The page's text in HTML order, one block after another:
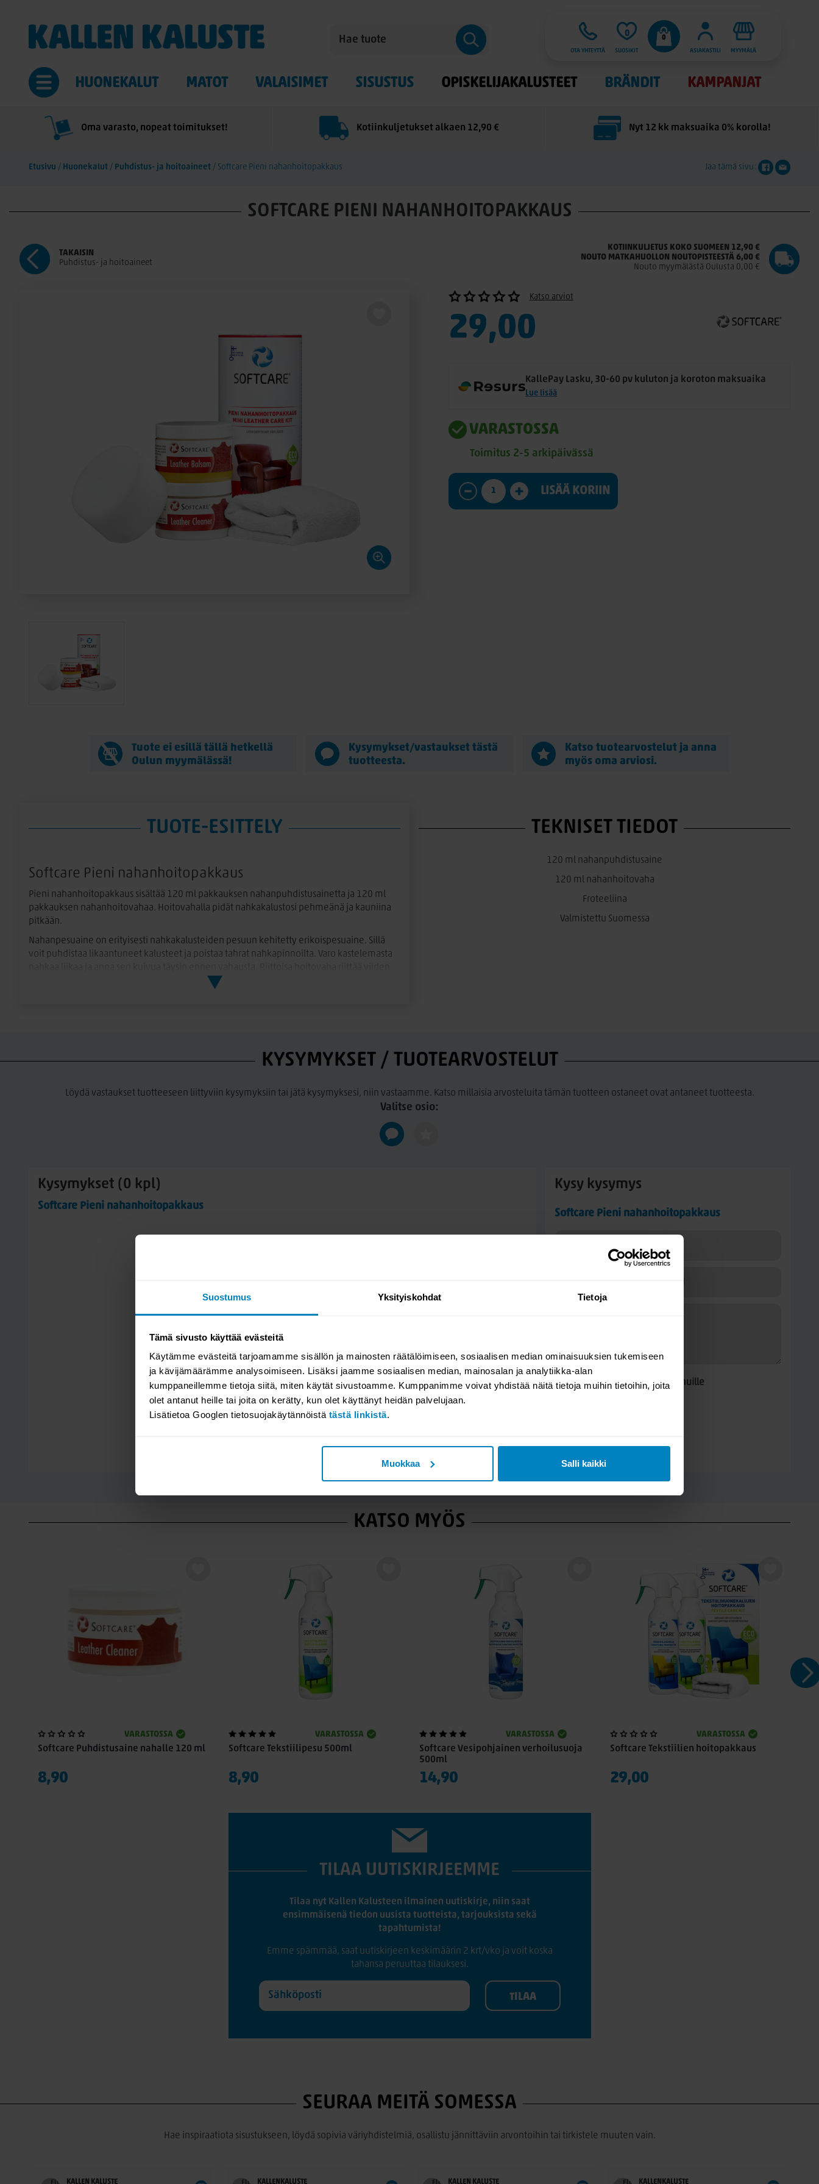
Suostumus Yksityiskohdat Tietoja
Tämä sivusto käyttää evästeitä
Käytämme evästeitä tarjoamamme sisällön ja mainosten räätälöimiseen, sosiaalisen median ominaisuuksien tukemiseen
ja kävijämäärämme analysoimiseen. Lisäksi jaamme sosiaalisen median, mainosalan ja analytiikka-alan
kumppaneillemme tietoja siitä, miten käytät sivustoamme. Kumppanimme voivat yhdistää näitä tietoja muihin tietoihin, joita
olet antanut heille tai joita on kerätty, kun olet käyttänyt heidän palvelujaan.
Lisätietoa Googlen tietosuojakäytännöistä tästä linkistä.
Muokkaa Salli kaikki
OTA YHTEYTTÄ
0
SUOSIKIT
0
ASIAKASTILI
MYYMÄLÄ
HUONEKALUT MATOT VALAISIMET SISUSTUS OPISKELIJAKALUSTEET BRÄNDIT KAMPANJAT
Oma varasto, nopeat toimitukset! Kotiinkuljetukset alkaen 12,90 € Nyt 12 kk maksuaika 0% korolla!
Etusivu / Huonekalut / Puhdistus- ja hoitoaineet / Softcare Pieni nahanhoitopakkaus Jaa tämä sivu:
SOFTCARE PIENI NAHANHOITOPAKKAUS
TAKAISIN
Puhdistus- ja hoitoaineet
KOTIINKULJETUS KOKO SUOMEEN 12,90 €
NOUTO MATKAHUOLLON NOUTOPISTEESTÄ 6,00 €
Nouto myymälästä Oulusta 0,00 €
Katso arviot
29,00
KallePay Lasku, 30-60 pv kuluton ja koroton maksuaika
Lue lisää
VARASTOSSA
Toimitus 2-5 arkipäivässä
LISÄÄ KORIIN
Tuote ei esillä tällä hetkellä
Oulun myymälässä!
Kysymykset/vastaukset tästä
tuotteesta.
Katso tuotearvostelut ja anna
myös oma arviosi.
TUOTE-ESITTELY
Softcare Pieni nahanhoitopakkaus
Pieni nahanhoitopakkaus sisältää 120 ml pakkauksen nahanpuhdistusainetta ja 120 ml
pakkauksen nahanhoitovahaa. Hoitovahalla pidät nahkakalustosi pehmeänä ja kauniina
pitkään.
Nahanpesuaine on erityisesti nahkakalusteiden pesuun kehitetty erikoispesuaine. Sillä
voit puhdistaa likaantuneet kalusteet ja poistaa tahrat nahkapinnoilta. Varo kastelemasta
hengen kaluston käsittelyyn jopa 25 kertaa. Hoitovahaus on syytä tehdä 2-3 kertaa
TEKNISET TIEDOT
120 ml nahanpuhdistusaine
120 ml nahanhoitovaha
Froteeliina
Valmistettu Suomessa
KYSYMYKSET / TUOTEARVOSTELUT
Löydä vastaukset tuotteeseen liittyviin kysymyksiin tai jätä kysymyksesi, niin vastaamme. Katso millaisia arvosteluita tämän tuotteen ostaneet ovat antaneet tuotteesta.
Valitse osio:
Kysymykset (0 kpl)
Softcare Pieni nahanhoitopakkaus
Kysy kysymys
Softcare Pieni nahanhoitopakkaus
Kysymys/vastaus saa näkyä muille
KATSO MYÖS
VARASTOSSA
Softcare Puhdistusaine nahalle 120 ml
8,90
VARASTOSSA
Softcare Tekstiilipesu 500ml
8,90
VARASTOSSA
Softcare Vesipohjainen verhoilusuoja
500ml
14,90
VARASTOSSA
Softcare Tekstiilien hoitopakkaus
29,00
TILAA UUTISKIRJEEMME
Tilaa nyt Kallen Kalusteen ilmainen uutiskirje, niin saat
ensimmäisenä tiedon uusista tuotteista, tarjouksista sekä
tapahtumista!
Emme spämmää, saat uutiskirjeen keskimäärin 2 krt/vko ja voit koska
tahansa peruuttaa tilauksesi.
SEURAA MEITÄ SOMESSA
Hae inspiraatiota sisustukseen, löydä sopivia väriyhdistelmiä, osallistu jännittäviin arvontoihin tai tirkistele muuten vain.
KALLEN KALUSTE KALLENKALUSTE KALLEN KALUSTE KALLENKALUSTE